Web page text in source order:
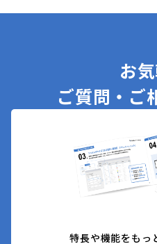
お
ご質問・ご
特長や機能をもっ